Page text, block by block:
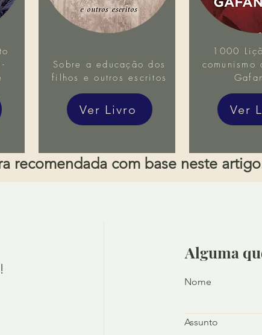
recomendada com base neste
Sobre a educação dos
filhos e outros escritos
Ver Livro
1000
comunismo
Ver
Alguma
Nome
Assunto